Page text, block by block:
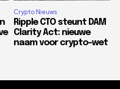
Crypto Nieuws
Ripple CTO steunt DAM
Clarity Act: nieuwe
naam voor crypto-wet